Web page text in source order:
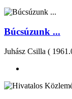
Búcsúzunk ...
Juhász Csilla (